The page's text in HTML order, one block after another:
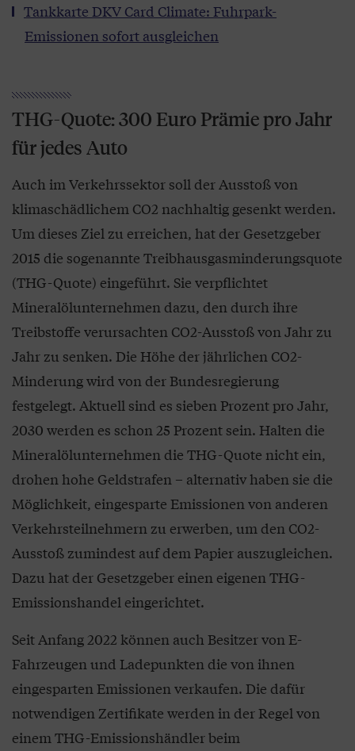
Tankkarte DKV Card Climate: Fuhrpark-
Emissionen sofort ausgleichen
THG-Quote: 300 Euro Prämie pro Jahr
für jedes Auto
Auch im Verkehrssektor soll der Ausstoß von
klimaschädlichem CO2 nachhaltig gesenkt werden.
Um dieses Ziel zu erreichen, hat der Gesetzgeber
2015 die sogenannte Treibhausgasminderungsquote
(THG-Quote) eingeführt. Sie verpflichtet
Mineralölunternehmen dazu, den durch ihre
Treibstoffe verursachten CO2-Ausstoß von Jahr zu
Jahr zu senken. Die Höhe der jährlichen CO2-
Minderung wird von der Bundesregierung
festgelegt. Aktuell sind es sieben Prozent pro Jahr,
2030 werden es schon 25 Prozent sein. Halten die
Mineralölunternehmen die THG-Quote nicht ein,
drohen hohe Geldstrafen – alternativ haben sie die
Möglichkeit, eingesparte Emissionen von anderen
Verkehrsteilnehmern zu erwerben, um den CO2-
Ausstoß zumindest auf dem Papier auszugleichen.
Dazu hat der Gesetzgeber einen eigenen THG-
Emissionshandel eingerichtet.
Seit Anfang 2022 können auch Besitzer von E-
Fahrzeugen und Ladepunkten die von ihnen
eingesparten Emissionen verkaufen. Die dafür
notwendigen Zertifikate werden in der Regel von
einem THG-Emissionshändler beim